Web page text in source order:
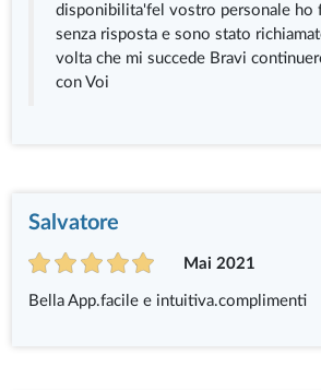
disponibilita'fel vostro personale ho
senza risposta e sono stato
volta che mi succede Bravi
con Voi
Salvatore
Mai 2021
Bella App.facile e intuitiva.complimenti